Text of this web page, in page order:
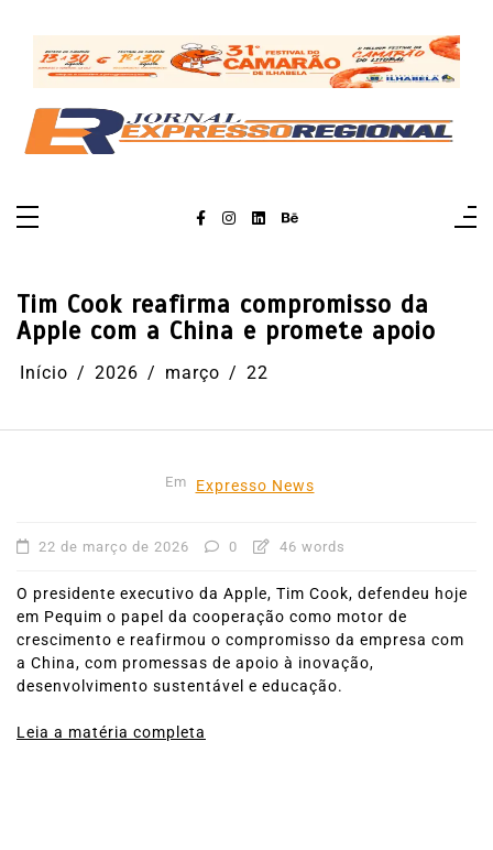
conteúdo
Tim Cook reafirma compromisso da
Apple com a China e promete apoio
Início 2026 março 22
Em Expresso News
22 de março de 2026 0 46 words
O presidente executivo da Apple, Tim Cook, defendeu hoje
em Pequim o papel da cooperação como motor de
crescimento e reafirmou o compromisso da empresa com
a China, com promessas de apoio à inovação,
desenvolvimento sustentável e educação.
Leia a matéria completa